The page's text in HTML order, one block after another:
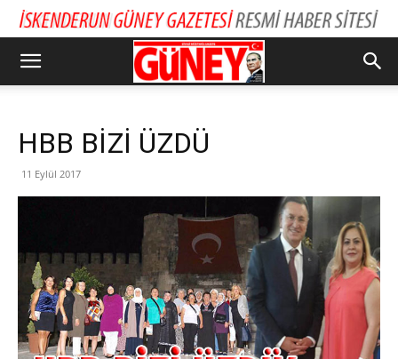
HBB BİZİ ÜZDÜ
11 Eylül 2017